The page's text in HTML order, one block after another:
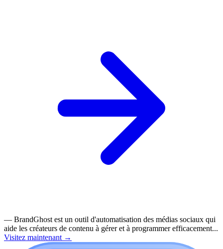
— BrandGhost est un outil d'automatisation des médias sociaux qui
aide les créateurs de contenu à gérer et à programmer efficacement...
Visitez maintenant →